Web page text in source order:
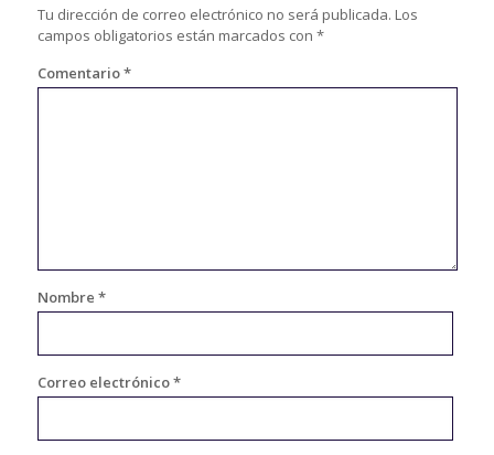
Tu dirección de correo electrónico no será publicada. Los
campos obligatorios están marcados con *
Comentario*
Nombre *
Correo electrónico*